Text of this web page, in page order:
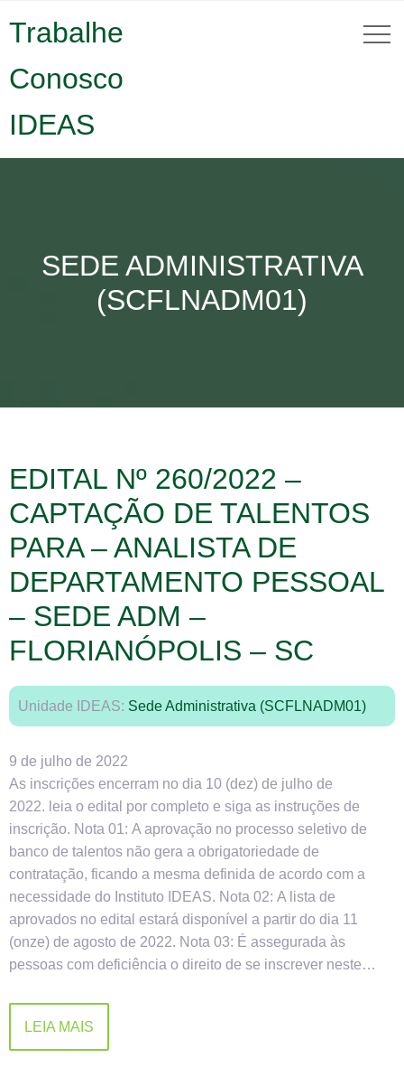
Trabalhe
Conosco
IDEAS
SEDE ADMINISTRATIVA
(SCFLNADM01)
EDITAL Nº 260/2022 –
CAPTAÇÃO DE TALENTOS
PARA – ANALISTA DE
DEPARTAMENTO PESSOAL
– SEDE ADM –
FLORIANÓPOLIS – SC
Unidade IDEAS: Sede Administrativa (SCFLNADM01)
9 de julho de 2022
As inscrições encerram no dia 10 (dez) de julho de
2022. leia o edital por completo e siga as instruções de
inscrição. Nota 01: A aprovação no processo seletivo de
banco de talentos não gera a obrigatoriedade de
contratação, ficando a mesma definida de acordo com a
necessidade do Instituto IDEAS. Nota 02: A lista de
aprovados no edital estará disponível a partir do dia 11
(onze) de agosto de 2022. Nota 03: É assegurada às
pessoas com deficiência o direito de se inscrever neste…
LEIA MAIS